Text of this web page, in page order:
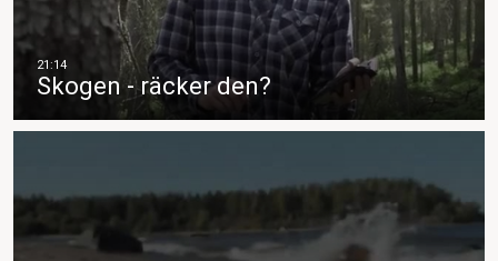
Skogen - räcker den?